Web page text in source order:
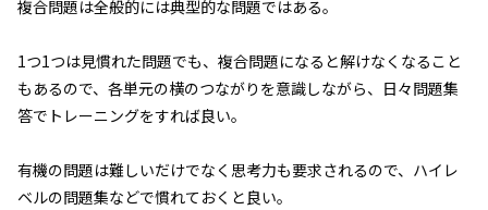
複合問題は全般的には典型的な問題ではある。
1つ1つは見慣れた問題でも、複合問題になると解けなくなること
もあるので、各単元の横のつながりを意識しながら、日々問題集
答でトレーニングをすれば良い。
有機の問題は難しいだけでなく思考力も要求されるので、ハイレ
ベルの問題集などで慣れておくと良い。